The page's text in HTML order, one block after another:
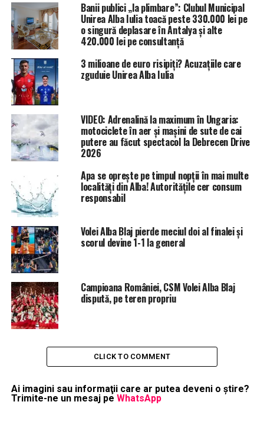
Banii publici „la plimbare”: Clubul Municipal
Unirea Alba Iulia toacă peste 330.000 lei pe
o singură deplasare în Antalya și alte
420.000 lei pe consultanță
3 milioane de euro risipiți? Acuzațiile care
zguduie Unirea Alba Iulia
VIDEO: Adrenalină la maximum în Ungaria:
motociclete în aer și mașini de sute de cai
putere au făcut spectacol la Debrecen Drive
2026
Apa se oprește pe timpul nopții în mai multe
localități din Alba! Autoritățile cer consum
responsabil
Volei Alba Blaj pierde meciul doi al finalei și
scorul devine 1-1 la general
Campioana României, CSM Volei Alba Blaj
dispută, pe teren propriu
CLICK TO COMMENT
Ai imagini sau informaţii care ar putea deveni o ştire?
Trimite-ne un mesaj pe WhatsApp